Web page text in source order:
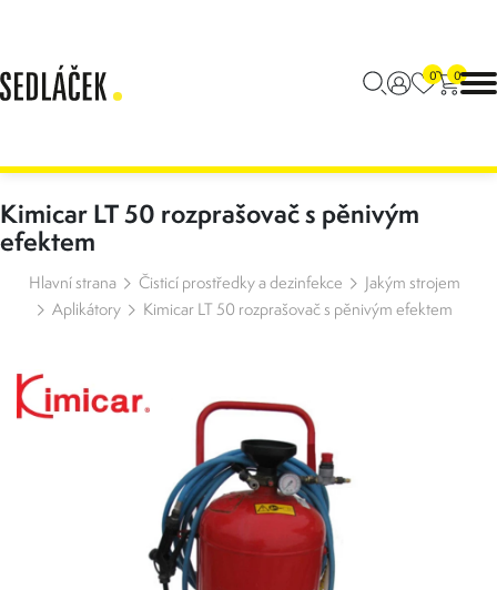
0 0
Kimicar LT 50 rozprašovač s pěnivým
efektem
Hlavní strana Čisticí prostředky a dezinfekce
Jakým strojem
Aplikátory
Kimicar LT 50 rozprašovač s pěnivým efektem